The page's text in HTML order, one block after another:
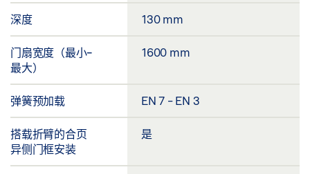
深度 130 mm
门扇宽度（最小-
最大）
1600 mm
弹簧预加载 EN 7 - EN 3
搭载折臂的合页
异侧门框安装
是